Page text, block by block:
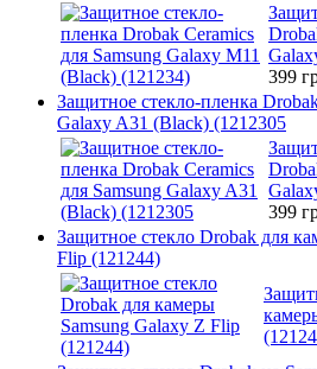
399
Защитное стекло-пленка
Galaxy A31 (Black) (1212305
399
Защитное стекло Drobak для
Flip (121244)